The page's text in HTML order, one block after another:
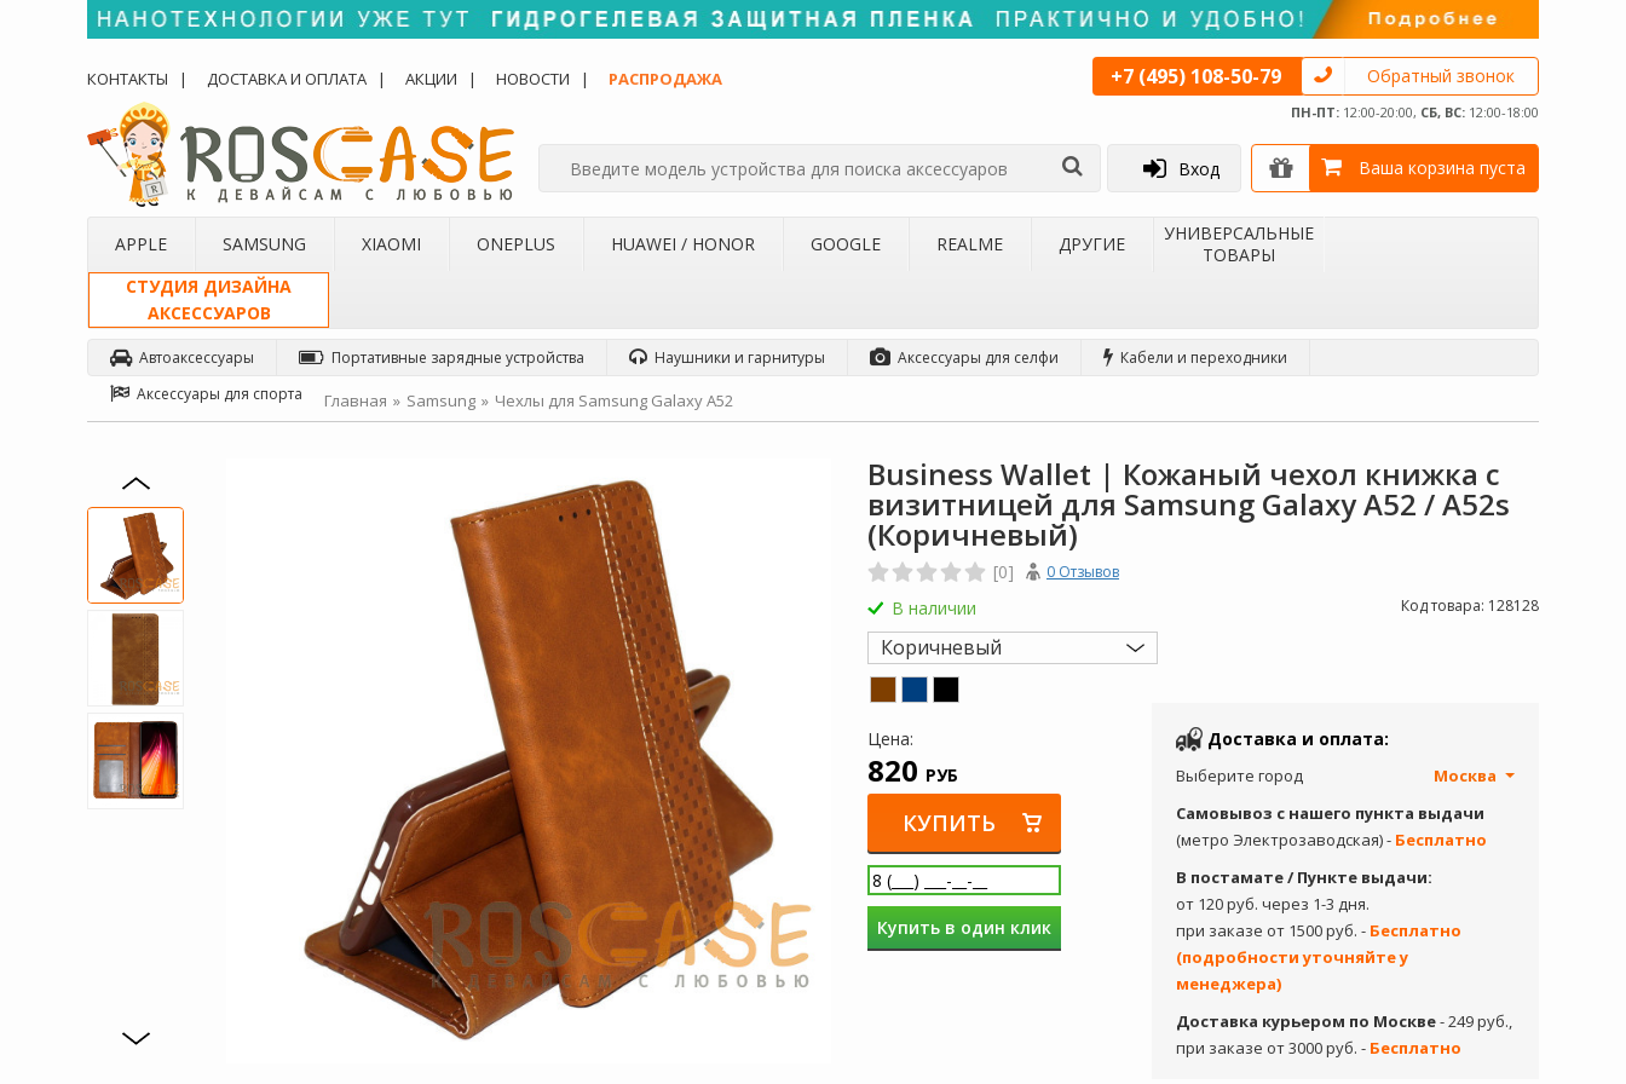
КОНТАКТЫ ДОСТАВКА И ОПЛАТА АКЦИИ НОВОСТИ РАСПРОДАЖА +7 (495) 108-50-79 Обратный звонок
ПН-ПТ: 12:00-20:00, СБ, ВС: 12:00-18:00
Вход Ваша корзина пуста
APPLE SAMSUNG XIAOMI ONEPLUS HUAWEI / HONOR GOOGLE REALME ДРУГИЕ
УНИВЕРСАЛЬНЫЕ
ТОВАРЫ
СТУДИЯ ДИЗАЙНА
АКСЕССУАРОВ
Автоаксессуары Портативные зарядные устройства Наушники и гарнитуры Аксессуары для селфи
Кабели и переходники
Аксессуары для спорта
Главная Samsung Чехлы для Samsung Galaxy A52
Business Wallet | Кожаный чехол книжка с
визитницей для Samsung Galaxy A52 / A52s
(Коричневый)
[0] 0 Отзывов
В наличии Код товара: 128128
Коричневый
Цена:
820 РУБ
КУПИТЬ
Купить в один клик
Доставка и оплата:
Выберите город
Москва
Самовывоз с нашего пункта выдачи
(метро Электрозаводская) - Бесплатно
В постамате / Пункте выдачи:
от 120 руб. через 1-3 дня.
при заказе от 1500 руб. - Бесплатно
(подробности уточняйте у
менеджера)
Доставка курьером по Москве- 249 руб.,
при заказе от 3000 руб. - Бесплатно